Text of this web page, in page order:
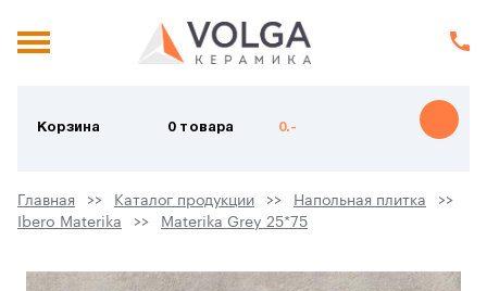
Корзина 0 товара 0.-
Главная Каталог продукции
Напольная плитка
Ibero Materika
Materika Grey 25*75